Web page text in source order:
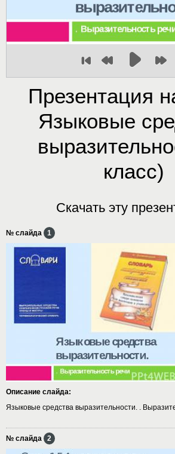
Презентация
Языковые
класс)
Скачать эту
№ слайда 1
Описание слайда:
Языковые средства выразительности. .
№ слайда 2